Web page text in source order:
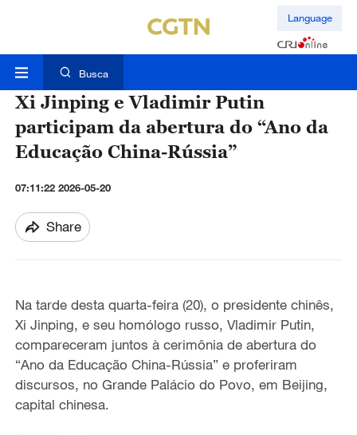
Language
Busca
Xi Jinping e Vladimir Putin
participam da abertura do “Ano da
Educação China-Rússia”
07:11:22 2026-05-20
Share
Na tarde desta quarta-feira (20), o presidente chinês,
Xi Jinping, eseu homólogo russo, Vladimir Putin,
compareceram juntos à cerimônia de abertura do
“Ano da Educação China-Rússia” e proferiram
discursos, no Grande Palácio do Povo, em Beijing,
capital chinesa.